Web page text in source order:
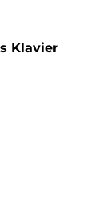
Klavier